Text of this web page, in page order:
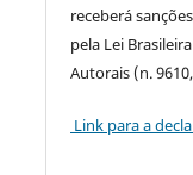
receberá
pela Lei
Autorais (n.
Link para a